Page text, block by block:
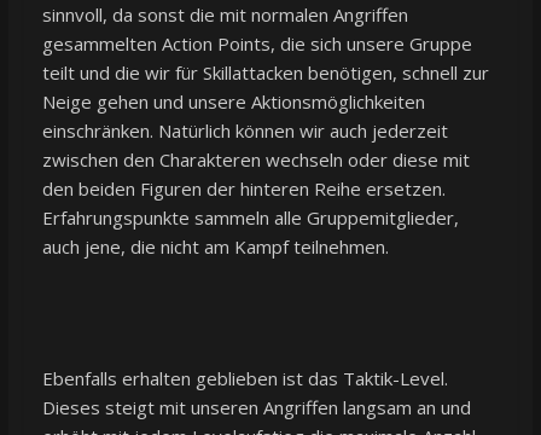
sinnvoll, da sonst die mit normalen Angriffen
gesammelten Action Points, die sich unsere Gruppe
teilt und die wir für Skillattacken benötigen, schnell zur
Neige gehen und unsere Aktionsmöglichkeiten
einschränken. Natürlich können wir auch jederzeit
zwischen den Charakteren wechseln oder diese mit
den beiden Figuren der hinteren Reihe ersetzen.
Erfahrungspunkte sammeln alle Gruppemitglieder,
auch jene, die nicht am Kampf teilnehmen.
Ebenfalls erhalten geblieben ist das Taktik-Level.
Dieses steigt mit unseren Angriffen langsam an und